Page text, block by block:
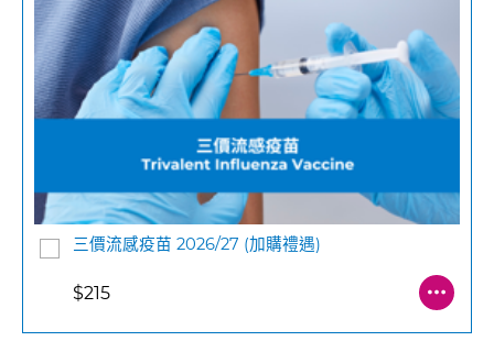
三價流感疫苗 2026/27 (加購禮遇)
$215